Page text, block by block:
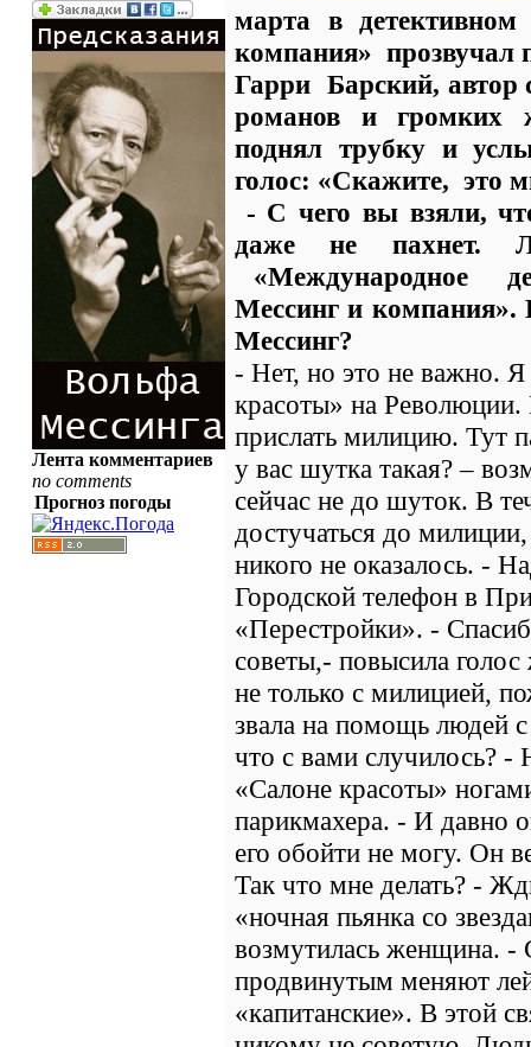
Лента комментариев
no comments
Прогноз погоды
марта в
компания» прозвучал
Гарри Барский, автор
романов и громких
поднял трубку и
голос: «Скажите, это
- С чего вы взяли,
даже не
«Международное
Мессинг и компания».
Мессинг?
- Нет, но это не важно. Я
красоты» на
прислать милицию. Тут
у вас шутка такая? –
сейчас не до шуток. В
достучаться до
никого не оказалось. -
Городской телефон в
«Перестройки». -
советы,- повысила
не только с милицией,
звала на помощь людей
что с вами случилось?
«Салоне красоты»
парикмахера. - И давно
его обойти не могу. Он
Так что мне делать? -
«ночная пьянка со
возмутилась женщина. -
продвинутым меняют
«капитанские». В этой